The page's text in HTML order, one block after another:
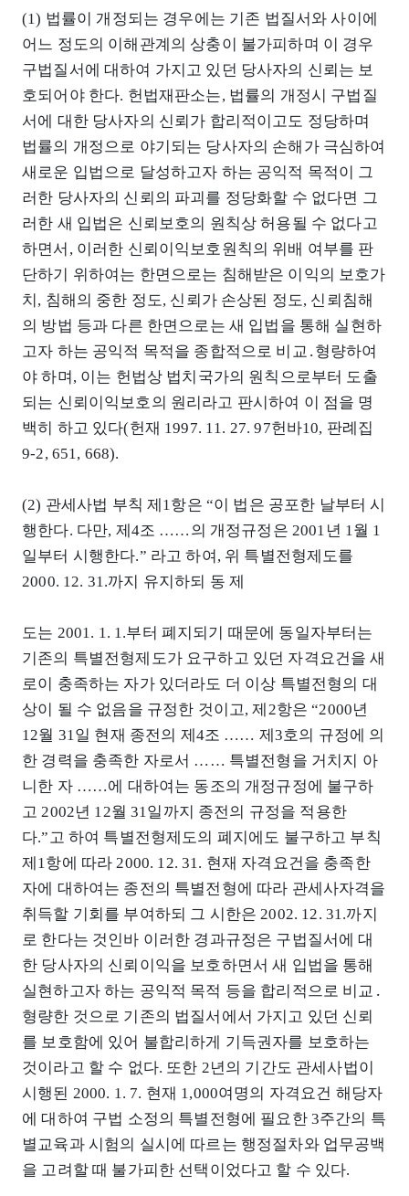
(1) 법률이 개정되는 경우에는 기존 법질서와 사이에
어느 정도의 이해관계의 상충이 불가피하며 이 경우
구법질서에 대하여 가지고 있던 당사자의 신뢰는 보
호되어야 한다. 헌법재판소는, 법률의 개정시 구법질
서에 대한 당사자의 신뢰가 합리적이고도 정당하며
법률의 개정으로 야기되는 당사자의 손해가 극심하여
새로운 입법으로 달성하고자 하는 공익적 목적이 그
러한 당사자의 신뢰의 파괴를 정당화할 수 없다면 그
러한 새 입법은 신뢰보호의 원칙상 허용될 수 없다고
하면서, 이러한 신뢰이익보호원칙의 위배 여부를 판
단하기 위하여는 한면으로는 침해받은 이익의 보호가
치, 침해의 중한 정도, 신뢰가 손상된 정도, 신뢰침해
의 방법 등과 다른 한면으로는 새 입법을 통해 실현하
고자 하는 공익적 목적을 종합적으로 비교․형량하여
야 하며, 이는 헌법상 법치국가의 원칙으로부터 도출
되는 신뢰이익보호의 원리라고 판시하여 이 점을 명
백히 하고 있다(헌재 1997. 11. 27. 97헌바10, 판례집
9-2, 651, 668).
(2) 관세사법 부칙 제1항은 “이 법은 공포한 날부터 시
행한다. 다만, 제4조 ……의 개정규정은 2001년 1월 1
일부터 시행한다.” 라고 하여, 위 특별전형제도를
2000. 12. 31.까지 유지하되 동 제
도는 2001. 1. 1.부터 폐지되기 때문에 동일자부터는
기존의 특별전형제도가 요구하고 있던 자격요건을 새
로이 충족하는 자가 있더라도 더 이상 특별전형의 대
상이 될 수 없음을 규정한 것이고, 제2항은 “2000년
12월 31일 현재 종전의 제4조 …… 제3호의 규정에 의
한 경력을 충족한 자로서 …… 특별전형을 거치지 아
니한 자 ……에 대하여는 동조의 개정규정에 불구하
고 2002년 12월 31일까지 종전의 규정을 적용한
다.”고 하여 특별전형제도의 폐지에도 불구하고 부칙
제1항에 따라 2000. 12. 31. 현재 자격요건을 충족한
자에 대하여는 종전의 특별전형에 따라 관세사자격을
취득할 기회를 부여하되 그 시한은 2002. 12. 31.까지
로 한다는 것인바 이러한 경과규정은 구법질서에 대
한 당사자의 신뢰이익을 보호하면서 새 입법을 통해
실현하고자 하는 공익적 목적 등을 합리적으로 비교․
형량한 것으로 기존의 법질서에서 가지고 있던 신뢰
를 보호함에 있어 불합리하게 기득권자를 보호하는
것이라고 할 수 없다. 또한 2년의 기간도 관세사법이
시행된 2000. 1. 7. 현재 1,000여명의 자격요건 해당자
에 대하여 구법 소정의 특별전형에 필요한 3주간의 특
별교육과 시험의 실시에 따르는 행정절차와 업무공백
을 고려할 때 불가피한 선택이었다고 할 수 있다.